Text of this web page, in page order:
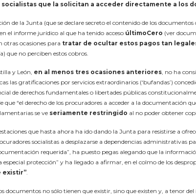
que la solicitan a acceder directamente a los
de la Junta (que se declare secreto el contenido de los
el informe jurídico al que ha tenido acceso últimoCero (ver
otras ocasiones para tratar de ocultar estos pagos tan
que no perciben estos cobros.
y León, en al menos tres ocasiones anteriores, no ha
las gratificaciones por servicios extraordinarios (‘bufandas’)
de derechos fundamentales o libertades públicas
que “el derecho de los procuradores a acceder a la documentación
se ve seriamente restringido al no poder obtener
que hasta ahora ha ido dando la Junta para resistirse a
socialistas a desplazarse a dependencias administrativas
requerida”, ha puesto pegas alegando que la
especial protección” y ha llegado a afirmar, en el colmo de los
existir”.
documentos no sólo tienen que existir, sino que existen y, a tenor